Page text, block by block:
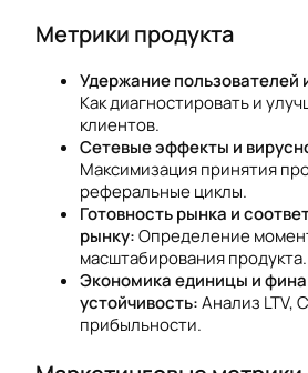
Метрики продукта
Удержание пользователей
Как диагностировать и
клиентов.
Сетевые эффекты и
Максимизация принятия
реферальные циклы.
Готовность рынка и
рынку:Определение
масштабирования продукта.
Экономика единицы и
устойчивость:Анализ LTV,
прибыльности.